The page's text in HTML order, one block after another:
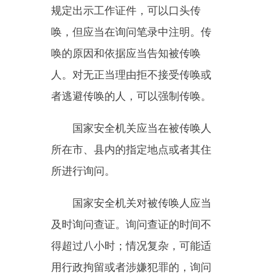
谍行为，经设区的市级以上国家安
全机关负责人批准，可以对涉嫌用
于间谍行为的场所、设施或者财物
依法查封、扣押、冻结；不得查
封、扣押、冻结与被调查的间谍行
第三十一条国家安全机关工作
人员在反间谍工作中采取查阅、调
取、传唤、检查、查询、查封、扣
进行，依照有关规定出示工作证件
及相关法律文书，并由相关人员在
有关笔录等书面材料上签名、盖
章。